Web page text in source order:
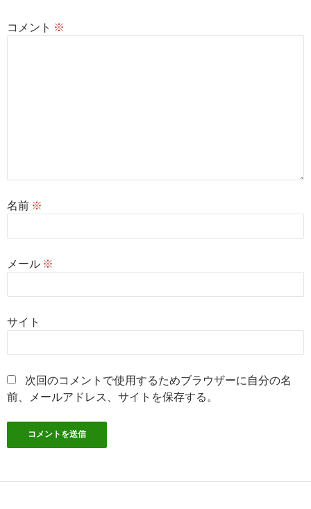
コメント ※
名前 ※
メール ※
サイト
次回のコメントで使用するためブラウザーに自分の名
前、メールアドレス、サイトを保存する。